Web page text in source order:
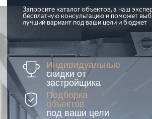
Запросите каталог объектов, а наш
бесплатную консультацию и поможет
лучший вариант под ваши цели и бюджет
Индивидуальные
скидки от
застройщика
Подборка
объектов
под ваши цели